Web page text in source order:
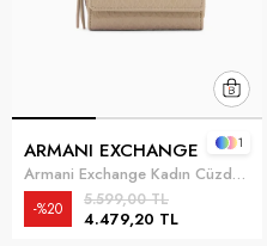
ARMANI EXCHANGE
Armani Exchange Kadın Cüzdan Kum beji
4.479,20 TL
5.599,00 TL
%20
1